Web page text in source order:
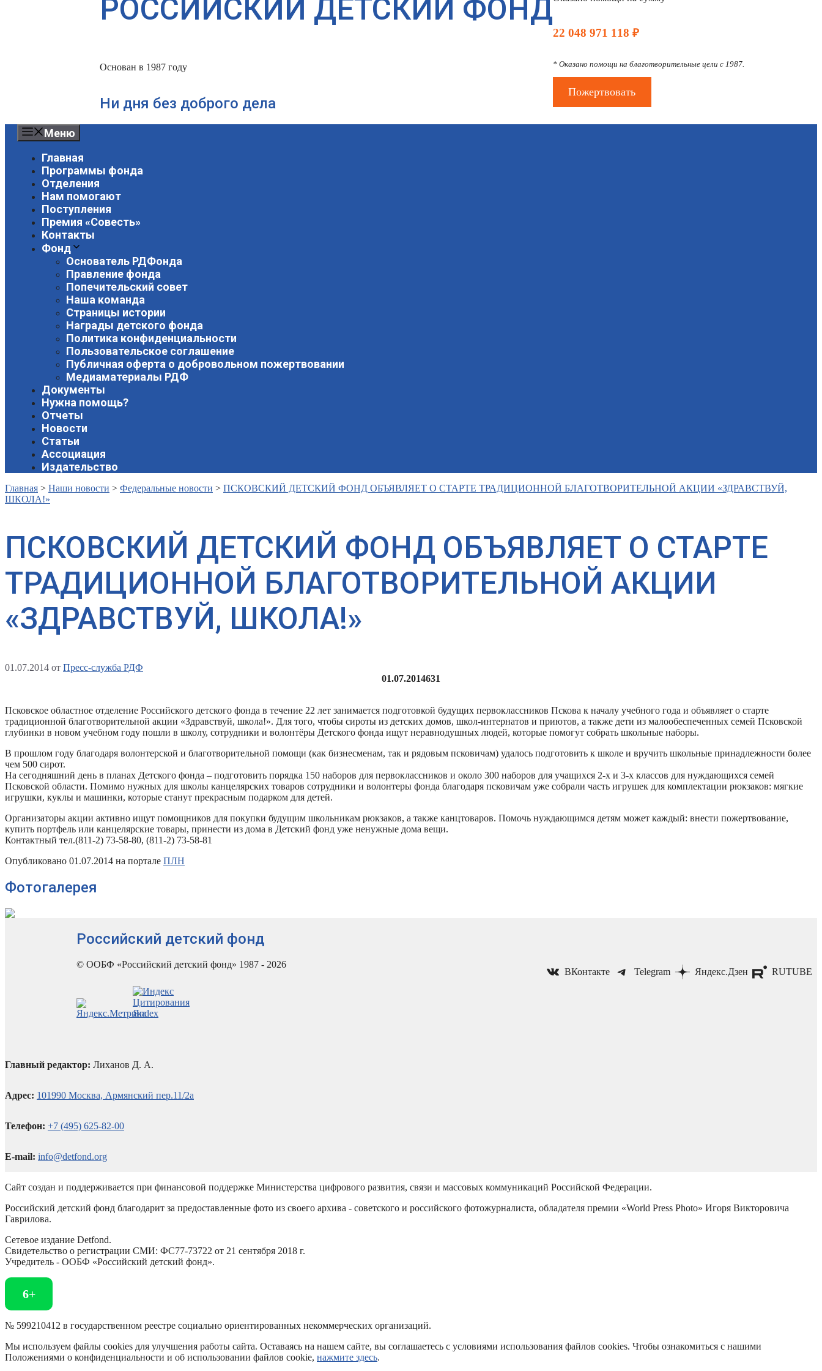
РОССИЙСКИЙ ДЕТСКИЙ ФОНД
Основан в 1987 году
Ни дня без доброго дела
22 048 971 118 ₽
* Оказано помощи на благотворительные цели с 1987.
Пожертвовать
Меню
Главная
Программы фонда
Отделения
Нам помогают
Поступления
Премия «Совесть»
Контакты
Фонд
Основатель РДФонда
Правление фонда
Попечительский совет
Наша команда
Страницы истории
Награды детского фонда
Политика конфиденциальности
Пользовательское соглашение
Публичная оферта о добровольном пожертвовании
Медиаматериалы РДФ
Документы
Нужна помощь?
Отчеты
Новости
Статьи
Ассоциация
Издательство
Главная > Наши новости > Федеральные новости > ПСКОВСКИЙ ДЕТСКИЙ ФОНД ОБЪЯВЛЯЕТ О СТАРТЕ ТРАДИЦИОННОЙ БЛАГОТВОРИТЕЛЬНОЙ АКЦИИ «ЗДРАВСТВУЙ,
ШКОЛА!»
ПСКОВСКИЙ ДЕТСКИЙ ФОНД ОБЪЯВЛЯЕТ О СТАРТЕ
ТРАДИЦИОННОЙ БЛАГОТВОРИТЕЛЬНОЙ АКЦИИ
«ЗДРАВСТВУЙ, ШКОЛА!»
01.07.2014 от Пресс-служба РДФ
01.07.2014631
Псковское областное отделение Российского детского фонда в течение 22 лет занимается подготовкой будущих первоклассников Пскова к началу учебного года и объявляет о старте
традиционной благотворительной акции «Здравствуй, школа!». Для того, чтобы сироты из детских домов, школ-интернатов и приютов, а также дети из малообеспеченных семей Псковской
глубинки в новом учебном году пошли в школу, сотрудники и волонтёры Детского фонда ищут неравнодушных людей, которые помогут собрать школьные наборы.
В прошлом году благодаря волонтерской и благотворительной помощи (как бизнесменам, так и рядовым псковичам) удалось подготовить к школе и вручить школьные принадлежности более
чем 500 сирот.
На сегодняшний день в планах Детского фонда – подготовить порядка 150 наборов для первоклассников и около 300 наборов для учащихся 2-х и 3-х классов для нуждающихся семей
Псковской области. Помимо нужных для школы канцелярских товаров сотрудники и волонтеры фонда благодаря псковичам уже собрали часть игрушек для комплектации рюкзаков: мягкие
игрушки, куклы и машинки, которые станут прекрасным подарком для детей.
Организаторы акции активно ищут помощников для покупки будущим школьникам рюкзаков, а также канцтоваров. Помочь нуждающимся детям может каждый: внести пожертвование,
купить портфель или канцелярские товары, принести из дома в Детский фонд уже ненужные дома вещи.
Контактный тел.(811-2) 73-58-80, (811-2) 73-58-81
Опубликовано 01.07.2014 на портале ПЛН
Фотогалерея
Российский детский фонд
© ООБФ «Российский детский фонд» 1987 - 2026
ВКонтакте Telegram Яндекс.Дзен RUTUBE
Главный редактор: Лиханов Д. А.
Адрес: 101990 Москва, Армянский пер.11/2а
Телефон: +7 (495) 625-82-00
E-mail: info@detfond.org
Сайт создан и поддерживается при финансовой поддержке Министерства цифрового развития, связи и массовых коммуникаций Российской Федерации.
Российский детский фонд благодарит за предоставленные фото из своего архива - советского и российского фотожурналиста, обладателя премии «World Press Photo» Игоря Викторовича
Гаврилова.
Сетевое издание Detfond.
Свидетельство о регистрации СМИ: ФС77-73722 от 21 сентября 2018 г.
Учредитель - ООБФ «Российский детский фонд».
6+
№ 599210412 в государственном реестре социально ориентированных некоммерческих организаций.
Мы используем файлы cookies для улучшения работы сайта. Оставаясь на нашем сайте, вы соглашаетесь с условиями использования файлов cookies. Чтобы ознакомиться с нашими
Положениями о конфиденциальности и об использовании файлов cookie, нажмите здесь.